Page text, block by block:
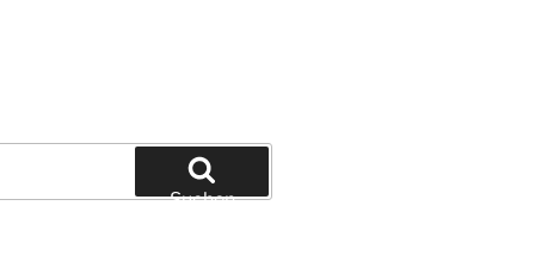
Suchen